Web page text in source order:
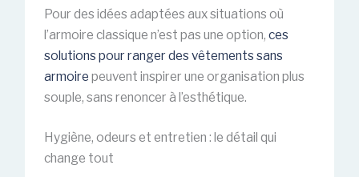
Pour des idées adaptées aux situations où
l’armoire classique n’est pas une option, ces
solutions pour ranger des vêtements sans
armoire peuvent inspirer une organisation plus
souple, sans renoncer à l’esthétique.
Hygiène, odeurs et entretien : le détail qui
change tout